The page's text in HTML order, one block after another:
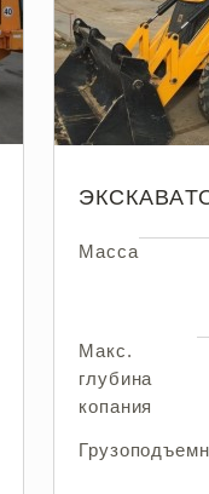
Масса
Макс.
глубина
копания